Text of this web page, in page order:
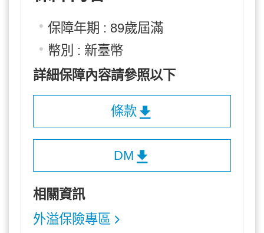
保障年期 : 89歲屆滿
幣別 : 新臺幣
詳細保障內容請參照以下
條款
DM
相關資訊
外溢保險專區